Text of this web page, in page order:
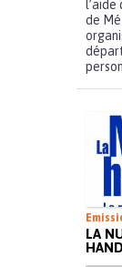
l’aide
de
LA